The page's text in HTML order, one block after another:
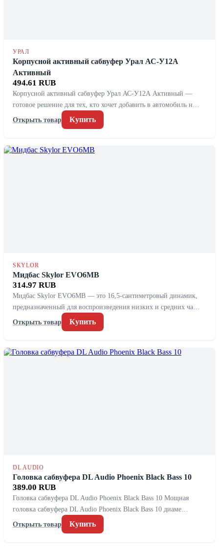
УРАЛ
Корпусной активный сабвуфер Урал АС-У12А
Активный
494.61 RUB
Корпусной активный сабвуфер Урал АС-У12А Активный —
готовое решение для тех, кто хочет добавить в автомобиль н…
Открыть товар
Купить
SKYLOR
Мидбас Skylor EVO6MB
314.97 RUB
Мидбас Skylor EVO6MB — это 16,5-сантиметровый динамик,
предназначенный для воспроизведения низких и средних ча…
Открыть товар
Купить
DL AUDIO
Головка сабвуфера DL Audio Phoenix Black Bass 10
389.00 RUB
Головка сабвуфера DL Audio Phoenix Black Bass 10 Мощная
головка сабвуфера DL Audio Phoenix Black Bass 10 диаме…
Открыть товар
Купить